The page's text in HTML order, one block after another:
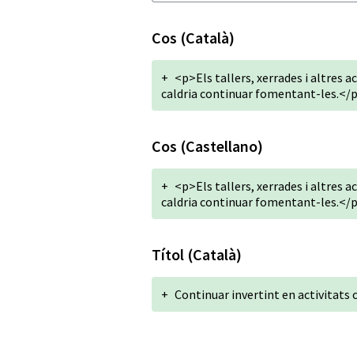
Cos (Català)
+ <p>Els tallers, xerrades i altres
caldria continuar fomentant-les.</
Cos (Castellano)
+ <p>Els tallers, xerrades i altres
caldria continuar fomentant-les.</
Títol (Català)
+ Continuar invertint en activitats